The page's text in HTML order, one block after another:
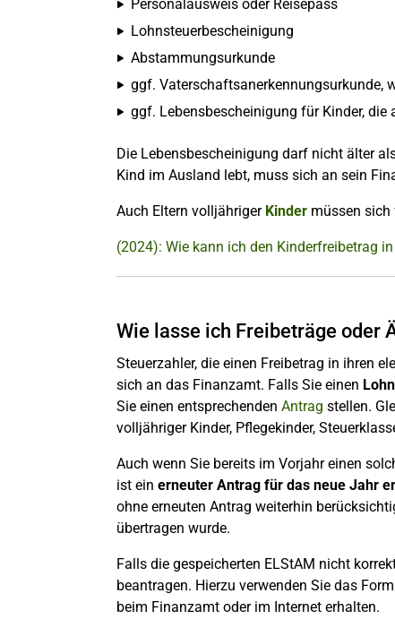
Personalausweis oder Reisepass
Lohnsteuerbescheinigung
Abstammungsurkunde
ggf. Vaterschaftsanerkennungsurkunde,
ggf. Lebensbescheinigung für Kinder,
Die Lebensbescheinigung darf nicht älter
Kind im Ausland lebt, muss sich an sein
Auch Eltern volljähriger Kinder müssen sich
(2024): Wie kann ich den Kinderfreibetrag
Wie lasse ich Freibeträge oder
Steuerzahler, die einen Freibetrag in ihren
sich an das Finanzamt. Falls Sie einen
Sie einen entsprechenden Antrag stellen.
volljähriger Kinder, Pflegekinder,
Auch wenn Sie bereits im Vorjahr einen
ist ein erneuter Antrag für das neue Jahr
ohne erneuten Antrag weiterhin
übertragen wurde.
Falls die gespeicherten ELStAM nicht
beantragen. Hierzu verwenden Sie das
beim Finanzamt oder im Internet erhalten.